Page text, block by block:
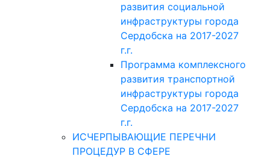
развития социальной
инфраструктуры города
Сердобска на 2017-2027
г.г.
Программа комплексного
развития транспортной
инфраструктуры города
Сердобска на 2017-2027
г.г.
ИСЧЕРПЫВАЮЩИЕ ПЕРЕЧНИ
ПРОЦЕДУР В СФЕРЕ